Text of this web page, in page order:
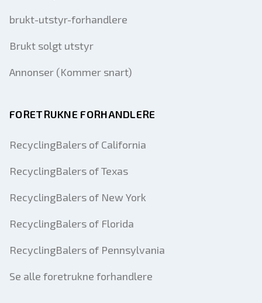
brukt-utstyr-forhandlere
Brukt solgt utstyr
Annonser (Kommer snart)
FORETRUKNE FORHANDLERE
RecyclingBalers of California
RecyclingBalers of Texas
RecyclingBalers of New York
RecyclingBalers of Florida
RecyclingBalers of Pennsylvania
Se alle foretrukne forhandlere